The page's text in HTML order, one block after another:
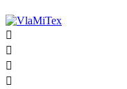



